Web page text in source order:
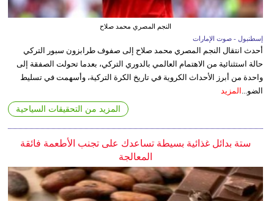
النجم المصري محمد صلاح
إسطنبول - صوت الإمارات
أحدث انتقال النجم المصري محمد صلاح إلى صفوف طرابزون سبور التركي
حالة استثنائية من الاهتمام العالمي بالدوري التركي، بعدما تحولت الصفقة إلى
واحدة من أبرز الأحداث الكروية في تاريخ الكرة التركية، وأسهمت في تسليط
الضو... المزيد
المزيد من التحقيقات السياحية
ستة بدائل غذائية بسيطة تساعدك على تجنب الأطعمة فائقة
المعالجة